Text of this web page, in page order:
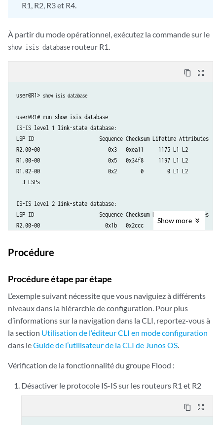
R1, R2, R3 et R4.
À partir du mode opérationnel, exécutez la commande sur le
show isis database routeur R1.
content_copy zoom_out_map
user@R1> show isis database
user@R1# run show isis database
IS-IS level 1 link-state database:
LSP ID                      Sequence Checksum Lifetime Attributes
R2.00-00                       0x3   0xea11     1175 L1 L2
R1.00-00                       0x5   0x34f8     1197 L1 L2
R1.02-00                       0x2        0        0 L1 L2
  3 LSPs
IS-IS level 2 link-state database:
LSP ID                      Sequence Checksum Lifetime Attributes
R2.00-00                      0x1b   0x2ccc     1175 L1 L2
R3.02-00                       0xb   0xdac3      839 L1 L2
R3.03-00                       0xc   0xd1ca      865 L1 L2
R1.00-00                       0xb   0x2cfa     1197 L1 L2
R4.00-00                       0xc   0x40c3      621 L1 L2
Show more
Procédure
Procédure étape par étape
L’exemple suivant nécessite que vous naviguiez à différents
niveaux dans la hiérarchie de configuration. Pour plus
d’informations sur la navigation dans la CLI, reportez-vous à
la section Utilisation de l’éditeur CLI en mode configuration
dans leGuide de l’utilisateur de la CLI de Junos OS
Vérification de la fonctionnalité du groupe Flood :
Désactiver le protocole IS-IS sur les routeurs R1 et R2
content_copy zoom_out_map